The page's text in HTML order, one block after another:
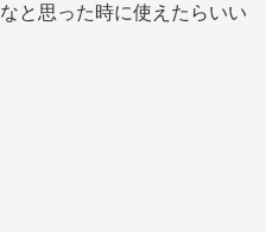
と思った時に使えたらいい